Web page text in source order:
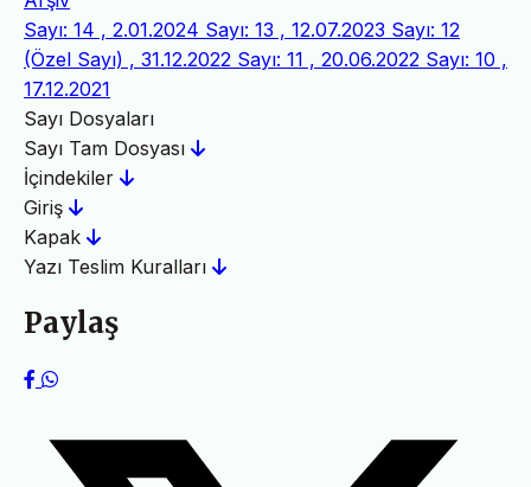
Sayı: 14 , 2.01.2024 Sayı: 13 , 12.07.2023 Sayı: 12
(Özel Sayı) , 31.12.2022 Sayı: 11 , 20.06.2022 Sayı: 10 ,
17.12.2021
Sayı Dosyaları
Sayı Tam Dosyası
İçindekiler
Giriş
Kapak
Yazı Teslim Kuralları
Paylaş